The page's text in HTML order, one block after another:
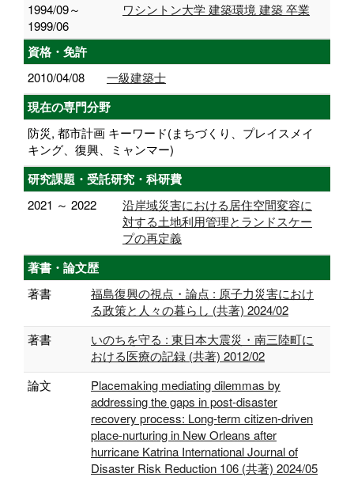
1994/09～
1999/06
ワシントン大学 建築環境 建築 卒業
資格・免許
2010/04/08 一級建築士
現在の専門分野
防災, 都市計画 キーワード(まちづくり、プレイスメイ
キング、復興、ミャンマー)
研究課題・受託研究・科研費
2021 ～ 2022
沿岸域災害における居住空間変容に
対する土地利用管理とランドスケー
プの再定義
著書・論文歴
著書
福島復興の視点・論点 : 原子力災害におけ
る政策と人々の暮らし (共著) 2024/02
著書
いのちを守る : 東日本大震災・南三陸町に
おける医療の記録 (共著) 2012/02
論文
Placemaking mediating dilemmas by
addressing the gaps in post-disaster
recovery process: Long-term citizen-driven
place-nurturing in New Orleans after
hurricane Katrina International Journal of
Disaster Risk Reduction 106 (共著) 2024/05